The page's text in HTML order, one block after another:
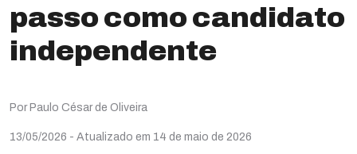
passo como candidato
independente
Por Paulo César de Oliveira
13/05/2026 - Atualizado em 14 de maio de 2026